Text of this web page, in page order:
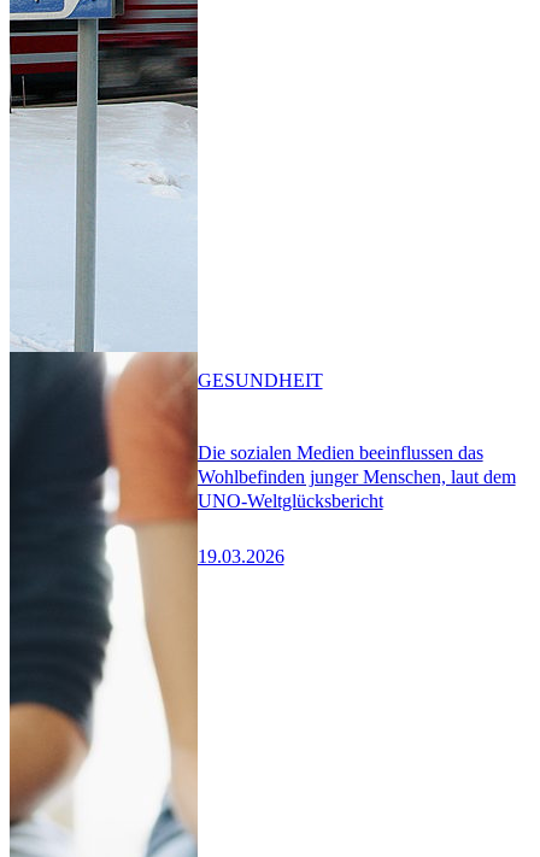
Die sozialen Medien beeinflussen das
Wohlbefinden junger Menschen, laut dem
UNO-Weltglücksbericht
19.03.2026
GESUNDHEIT